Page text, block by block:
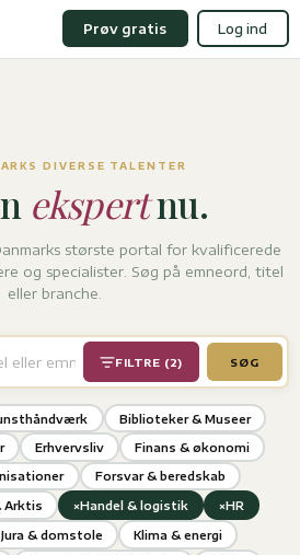
Prøv gratis Log ind
DIVERSE TALENTER
ekspertnu.
største portal for kvalificerede
og specialister. Søg på emneord, titel
eller branche.
FILTRE (2) SØG
Biblioteker & Museer
Erhvervsliv Finans & økonomi
Forsvar & beredskab
Arktis ×Handel & logistik ×HR
Jura & domstole Klima & energi